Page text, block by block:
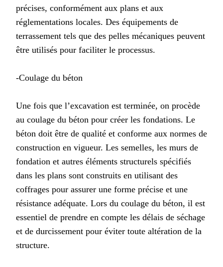
précises, conformément aux plans et aux
réglementations locales. Des équipements de
terrassement tels que des pelles mécaniques peuvent
être utilisés pour faciliter le processus.
-Coulage du béton
Une fois que l’excavation est terminée, on procède
au coulage du béton pour créer les fondations. Le
béton doit être de qualité et conforme aux normes de
construction en vigueur. Les semelles, les murs de
fondation et autres éléments structurels spécifiés
dans les plans sont construits en utilisant des
coffrages pour assurer une forme précise et une
résistance adéquate. Lors du coulage du béton, il est
essentiel de prendre en compte les délais de séchage
et de durcissement pour éviter toute altération de la
structure.